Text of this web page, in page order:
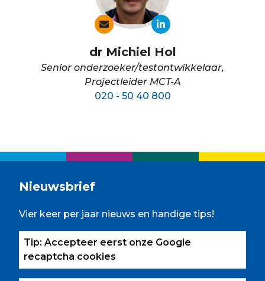
dr Michiel Hol
Senior onderzoeker/testontwikkelaar,
Projectleider MCT-A
020 - 50 40 800
Nieuwsbrief
Vier keer per jaar nieuws en handige tips!
Tip: Accepteer eerst onze Google
recaptcha cookies